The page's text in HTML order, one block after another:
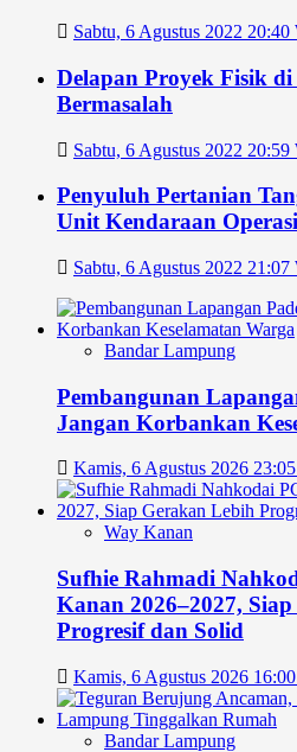
Sabtu, 6 Agustus 2022
Delapan Proyek Fisik di
Bermasalah
Sabtu, 6 Agustus 2022
Penyuluh Pertanian
Unit Kendaraan
Sabtu, 6 Agustus 2022
Bandar Lampung
Pembangunan
Jangan Korbankan
Kamis, 6 Agustus 2026
Way Kanan
Sufhie Rahmadi
Kanan 2026–2027,
Progresif dan Solid
Kamis, 6 Agustus 2026
Bandar Lampung